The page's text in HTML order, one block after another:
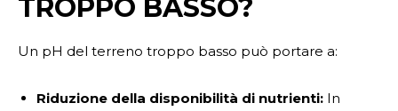
TROPPO BASSO?
Un pH del terreno troppo basso può portare a:
Riduzione della disponibilità di nutrienti: In